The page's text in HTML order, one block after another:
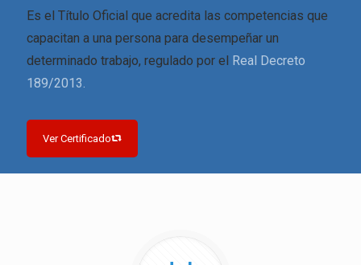
Es el Título Oficial que acredita las competencias que
capacitan a una persona para desempeñar un
determinado trabajo, regulado por el Real Decreto
189/2013.
Ver Certificado